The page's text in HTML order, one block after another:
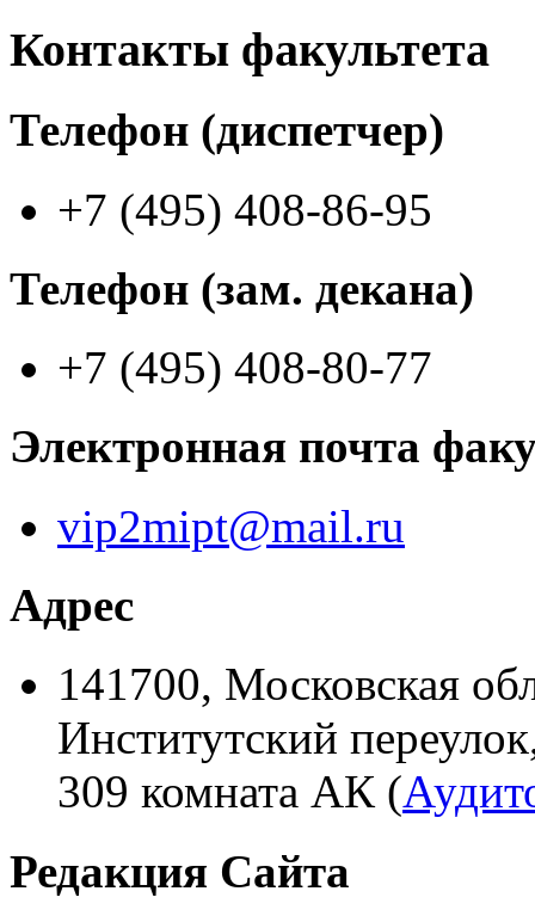
Контакты факультета
Телефон (диспетчер)
+7 (495) 408-86-95
Телефон (зам. декана)
+7 (495) 408-80-77
Электронная почта
vip2mipt@mail.ru
Адрес
141700, Московская
Институтский
309 комната АК (
Редакция Сайта